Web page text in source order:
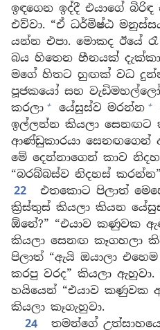
ඉඳගෙන ඉද්දී එයාගේ
එව්වා. “ඒ ධර්මිෂ්ඨ
යන්න එපා. මොකද ඊයේ
බය හිතෙන හීනයක්
මගේ හිතට හුඟක් වධ
පූජකයෝ සහ
කරලා + යේසුස්ව මරන්න +
ඉල්ලන්න කියලා සෙනඟට
ආණ්ඩුකාරයා සෙනඟගෙන්
මේ දෙන්නාගෙන් කාව
“බරබ්බස්ව නිදහස්
22
එතකොට පිලාත්
ක්‍රිස්තුස් කියලා කියන
ඕනේ?” “එයාව කණුවක
කියලා සෙනඟ කෑගහලා
පිලාත් “ඇයි ඔයාලා
කරපු වරද” කියලා
හයියෙන් “එයාව කණුවක
කියලා කෑගැහුවා.
24
තමන්ගේ